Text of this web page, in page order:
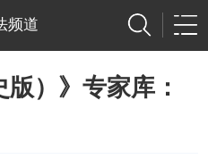
频道
版）》专家库：